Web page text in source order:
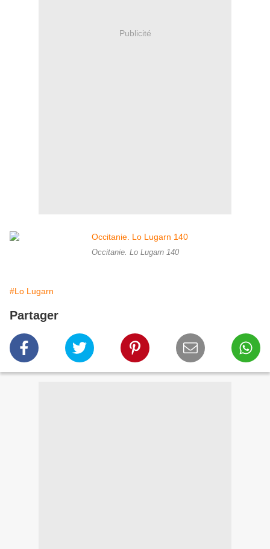
Publicité
Occitanie. Lo Lugarn 140
#Lo Lugarn
Partager